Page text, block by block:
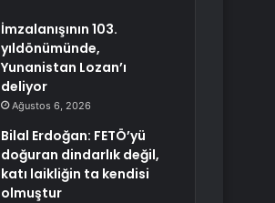
İmzalanışının 103.
yıldönümünde,
Yunanistan Lozan’ı
deliyor
Ağustos 6, 2026
Bilal Erdoğan: FETÖ’yü
doğuran dindarlık değil,
katı laikliğin ta kendisi
olmuştur